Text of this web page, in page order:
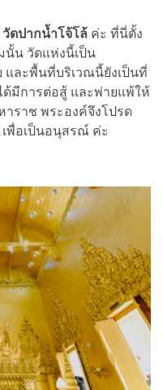
วัดปากน้ำโจ้โล้ ค่ะ ที่นี่ตั้ง
นั้น วัดแห่งนี้เป็น
ละพื้นที่บริเวณนี้ยังเป็นที่
มีการต่อสู้ และพ่ายแพ้ให้
ราช พระองค์จึงโปรด
พื่อเป็นอนุสรณ์ ค่ะ